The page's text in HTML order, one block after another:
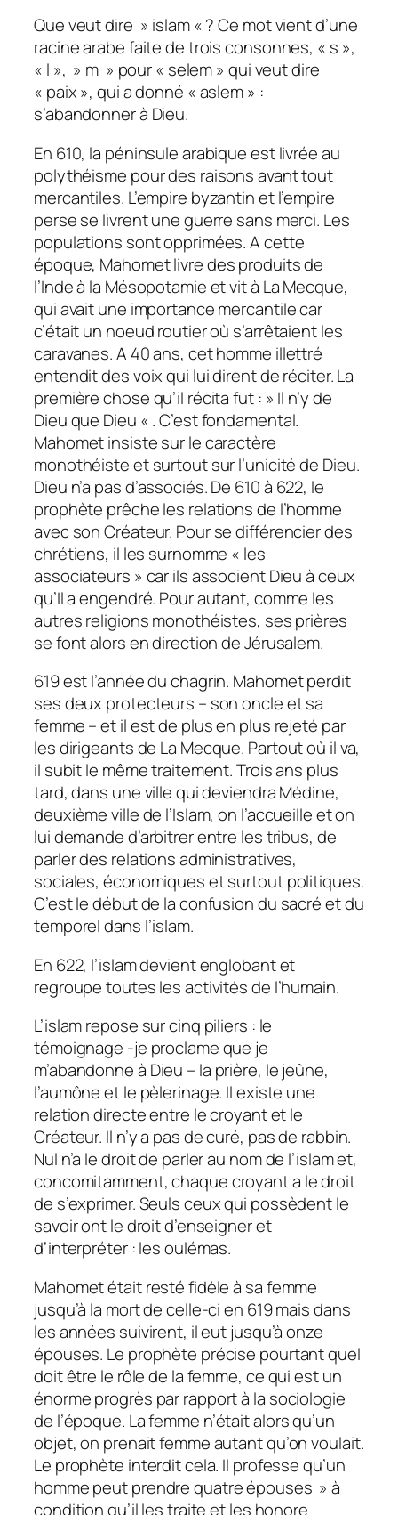
Que veut dire » islam « ? Ce mot vient d’une
racine arabe faite de trois consonnes, « s »,
« l », » m » pour « selem » qui veut dire
« paix », qui a donné « aslem » :
s’abandonner à Dieu.
En 610, la péninsule arabique est livrée au
polythéisme pour des raisons avant tout
mercantiles. L’empire byzantin et l’empire
perse se livrent une guerre sans merci. Les
populations sont opprimées. A cette
époque, Mahomet livre des produits de
l’Inde à la Mésopotamie et vit à La Mecque,
qui avait une importance mercantile car
c’était un noeud routier où s’arrêtaient les
caravanes. A 40 ans, cet homme illettré
entendit des voix qui lui dirent de réciter. La
première chose qu’il récita fut : » Il n’y de
Dieu que Dieu « . C’est fondamental.
Mahomet insiste sur le caractère
monothéiste et surtout sur l’unicité de Dieu.
Dieu n’a pas d’associés. De 610 à 622, le
prophète prêche les relations de l’homme
avec son Créateur. Pour se différencier des
chrétiens, il les surnomme « les
associateurs » car ils associent Dieu à ceux
qu’Il a engendré. Pour autant, comme les
autres religions monothéistes, ses prières
se font alors en direction de Jérusalem.
619 est l’année du chagrin. Mahomet perdit
ses deux protecteurs – son oncle et sa
femme – et il est de plus en plus rejeté par
les dirigeants de La Mecque. Partout où il va,
il subit le même traitement. Trois ans plus
tard, dans une ville qui deviendra Médine,
deuxième ville de l’Islam, on l’accueille et on
lui demande d’arbitrer entre les tribus, de
parler des relations administratives,
sociales, économiques et surtout politiques.
C’est le début de la confusion du sacré et du
temporel dans l’islam.
En 622, l’islam devient englobant et
regroupe toutes les activités de l’humain.
L’islam repose sur cinq piliers : le
témoignage -je proclame que je
m’abandonne à Dieu – la prière, le jeûne,
l’aumône et le pèlerinage. Il existe une
relation directe entre le croyant et le
Créateur. Il n’y a pas de curé, pas de rabbin.
Nul n’a le droit de parler au nom de l’islam et,
concomitamment, chaque croyant a le droit
de s’exprimer. Seuls ceux qui possèdent le
savoir ont le droit d’enseigner et
d’interpréter : les oulémas.
Mahomet était resté fidèle à sa femme
jusqu’à la mort de celle-ci en 619 mais dans
les années suivirent, il eut jusqu’à onze
épouses. Le prophète précise pourtant quel
doit être le rôle de la femme, ce qui est un
énorme progrès par rapport à la sociologie
de l’époque. La femme n’était alors qu’un
objet, on prenait femme autant qu’on voulait.
Le prophète interdit cela. Il professe qu’un
homme peut prendre quatre épouses » à
condition qu’il les traite et les honore